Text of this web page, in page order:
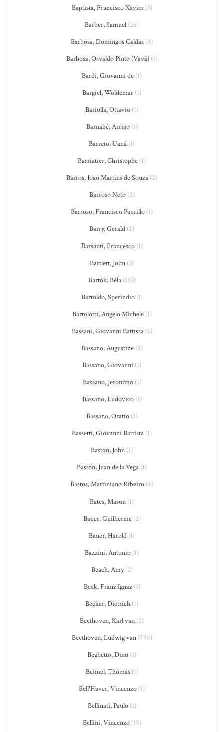
Baptista, Francisco Xavier(3)
Barber, Samuel (26)
Barbosa, Domingos Caldas (8)
Barbosa, Osvaldo Pinto (Vavá) (1)
Bardi, Giovanni de (1)
Bargiel, Woldemar (1)
Bariolla, Ottavio (1)
Barnabé, Arrigo(1)
Barreto, Uaná (1)
Barriatier, Christophe (1)
Barros, João Martins de Souza (2)
Barroso Neto(2)
Barroso, Francisco Paurillo (1)
Barry, Gerald (2)
Barsanti, Francesco(1)
Bartlett, John (3)
Bartók, Béla(183)
Bartoldo, Sperindio(1)
Bartolotti, Angelo Michele(1)
Bassani, Giovanni Battista(5)
Bassano, Augustine(2)
Bassano, Giovanni (1)
Bassano, Jeronimo(1)
Bassano, Ludovico(1)
Bassano, Oratio (1)
Bassetti, Giovanni Battista (1)
Baston, John (1)
Bastón, Juan de la Vega (1)
Bastos, Martiniano Ribeiro (2)
Bates, Mason (1)
Bauer, Guilherme(2)
Bauer, Harold (1)
Bazzini, Antonio (1)
Beach, Amy(2)
Beck, Franz Ignaz(1)
Becker, Dietrich (1)
Beethoven, Karl van (2)
Beethoven, Ludwig van(795)
Beghetto, Dino (1)
Beimel, Thomas(1)
Bell'Haver, Vincenzo (1)
Bellinati, Paulo(1)
Bellini, Vincenzo(15)